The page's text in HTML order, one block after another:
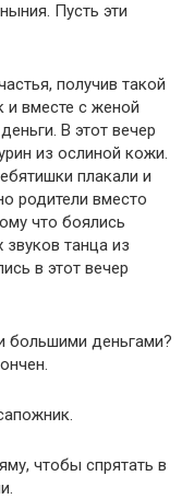
Пусть эти
получив такой
вместе с женой
В этот вечер
из ослиной кожи.
плакали и
родители вместо
что боялись
танца из
в этот вечер
большими деньгами?
чтобы спрятать в